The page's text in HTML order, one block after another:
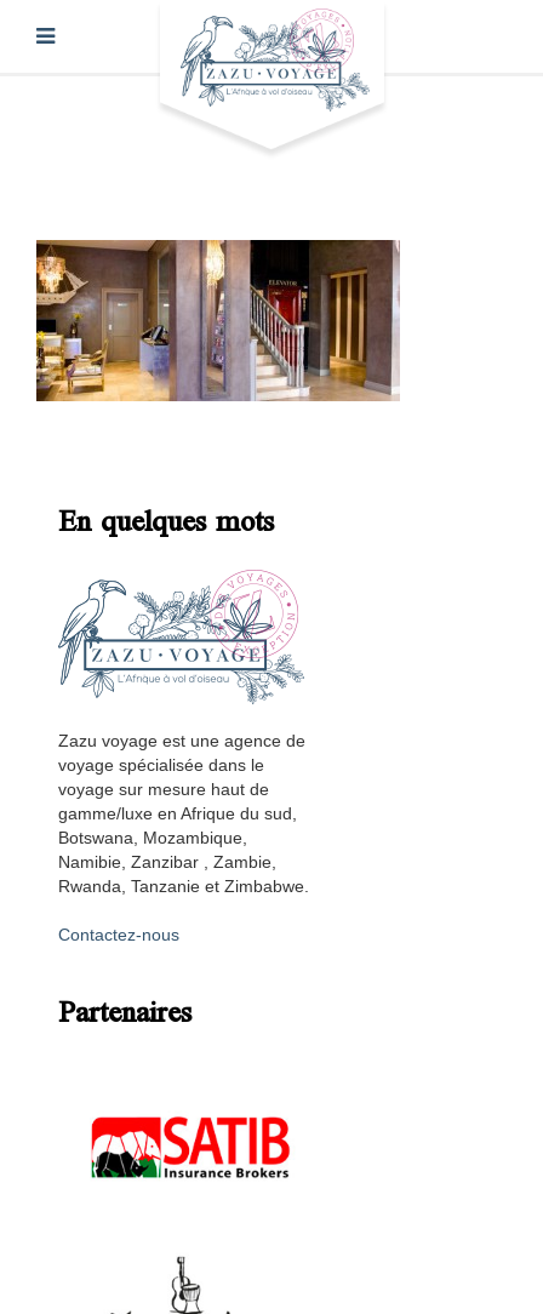
En quelques mots
Zazu voyage est une agence de
voyage spécialisée dans le
voyage sur mesure haut de
gamme/luxe en Afrique du sud,
Botswana, Mozambique,
Namibie, Zanzibar , Zambie,
Rwanda, Tanzanie et Zimbabwe.
Contactez-nous
Partenaires